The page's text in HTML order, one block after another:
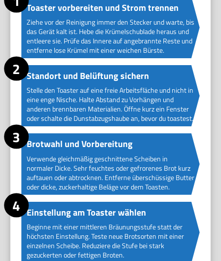
Toaster vorbereiten und Strom trennen
Ziehe vor der Reinigung immer den Stecker und warte, bis
das Gerät kalt ist. Hebe die Krümelschublade heraus und
entleere sie. Prüfe das Innere auf angebrannte Reste und
entferne lose Krümel mit einer weichen Bürste.
Standort und Belüftung sichern
Stelle den Toaster auf eine freie Arbeitsfläche und nicht in
eine enge Nische. Halte Abstand zu Vorhängen und
anderen brennbaren Materialien. Öffne kurz ein Fenster
oder schalte die Dunstabzugshaube an, bevor du toastest.
Brotwahl und Vorbereitung
Verwende gleichmäßig geschnittene Scheiben in
normaler Dicke. Sehr feuchtes oder gefrorenes Brot kurz
auftauen oder abtrocknen. Entferne überschüssige Butter
oder dicke, zuckerhaltige Beläge vor dem Toasten.
Einstellung am Toaster wählen
Beginne mit einer mittleren Bräunungsstufe statt der
höchsten Einstellung. Teste neue Brotsorten mit einer
einzelnen Scheibe. Reduziere die Stufe bei stark
gezuckerten oder fettigen Broten.